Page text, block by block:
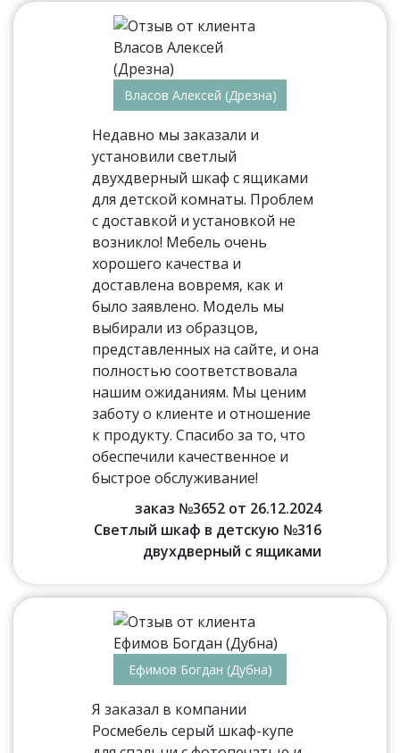
Власов Алексей (Дрезна)
Недавно мы заказали и
установили светлый
двухдверный шкаф с ящиками
для детской комнаты. Проблем
с доставкой и установкой не
возникло! Мебель очень
хорошего качества и
доставлена вовремя, как и
было заявлено. Модель мы
выбирали из образцов,
представленных на сайте, и она
полностью соответствовала
нашим ожиданиям. Мы ценим
заботу о клиенте и отношение
к продукту. Спасибо за то, что
обеспечили качественное и
быстрое обслуживание!
заказ №3652 от 26.12.2024
Светлый шкаф в детскую №316
двухдверный с ящиками
Ефимов Богдан (Дубна)
Я заказал в компании
Росмебель серый шкаф-купе